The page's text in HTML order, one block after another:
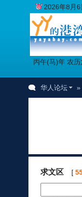
丙午(马)年 农历
2026年8月
华人论坛 »
求文区 [